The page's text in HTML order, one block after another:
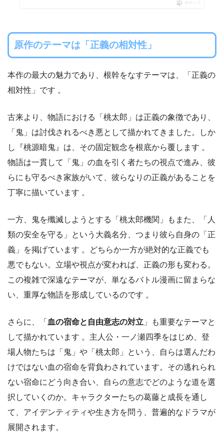
ポチップ
原作のテーマは「正義の相対性」
本作の最大の魅力であり、根幹をなすテーマは、「正義の
相対性」です 。
古来より、物語における「桃太郎」は正義の象徴であり、
「鬼」は討伐されるべき悪として描かれてきました。しか
し『桃源暗鬼』は、その固定観念を根底から覆します 。
物語は一貫して「鬼」の血を引く者たちの視点で進み、彼
らにも守るべき家族がいて、彼らなりの正義があることを
丁寧に描いています 。
一方、鬼を殲滅しようとする「桃太郎機関」もまた、「人
類の安全を守る」という大義名分、つまり彼ら自身の「正
義」を掲げています 。どちらか一方が絶対的な正義でも
悪でもない。立場や視点が変われば、正義の形も変わる。
この複雑で深遠なテーマが、単なるバトル漫画に留まらな
い、重厚な物語を形成しているのです 。
さらに、「 血の宿命と自由意志の対立 」も重要なテーマと
して描かれています 。主人公・一ノ瀬四季をはじめ、登
場人物たちは「鬼」や「桃太郎」という、自らは選んだわ
けではない血の宿命を背負わされています。その逃れられ
ない宿命にどう向き合い、自らの意志でどのような道を選
択していくのか。キャラクターたちの葛藤と成長を通し
て、アイデンティティや生き方を問う、普遍的なドラマが
展開されます。